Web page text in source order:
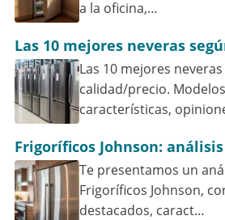
a la oficina,…
Las 10 mejores neveras
Las 10 mejores
calidad/precio.
características,
Frigoríficos Johnson:
Te presentamos un
Frigoríficos Johnson,
destacados, caract…